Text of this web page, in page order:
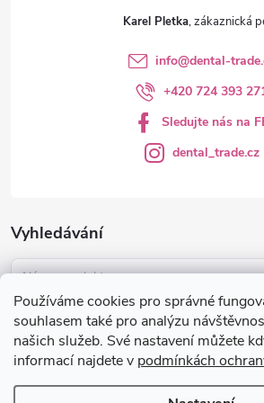
Používáme cookies pro správné
souhlasem také pro analýzu
našich služeb. Své nastavení můžete
informací najdete v podmínkách
Vyhledávání
Nákupní košík
0KS /0 KČ
Karel Pletka
info@dental-
+420 724 393
Sledujte nás na
dental_trade.cz